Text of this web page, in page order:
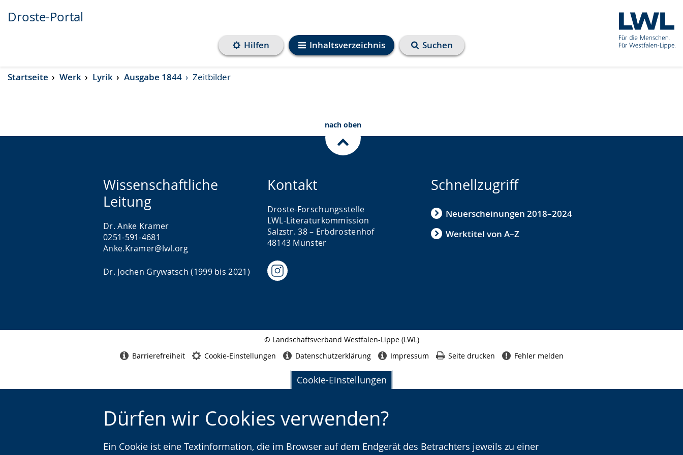
Transkript anzeigen
Abspielen
Pausieren
Droste-Portal
Inhaltsverzeichnis
Hilfen Suchen
Cookie-Einstellungen
Dürfen wir Cookies verwenden?
Ein Cookie ist eine Textinformation, die im Browser auf dem Endgerät des Betrachters jeweils zu einer
Startseite Werk Lyrik Ausgabe 1844 Zeitbilder
nach oben
Wissenschaftliche
Leitung
Dr. Anke Kramer
0251-591-4681
Anke.Kramer@lwl.org
Dr. Jochen Grywatsch (1999 bis 2021)
Kontakt
Droste-Forschungsstelle
LWL-Literaturkommission
Salzstr. 38 – Erbdrostenhof
48143 Münster
Schnellzugriff
Neuerscheinungen 2018–2024
Werktitel von A–Z
© Landschaftsverband Westfalen-Lippe (LWL)
Barrierefreiheit Cookie-Einstellungen Datenschutzerklärung Impressum Seite drucken Fehler melden